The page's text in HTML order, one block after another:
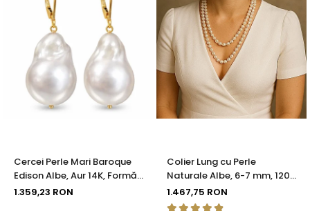
Cercei Perle Mari Baroque
Edison Albe, Aur 14K, Formă
Organică | KASKADDA®
1.359,23 RON
Colier Lung cu Perle
Naturale Albe, 6-7 mm, 120
cm, Închizătoare Argint 925
| KASKADDA®
1.467,75 RON